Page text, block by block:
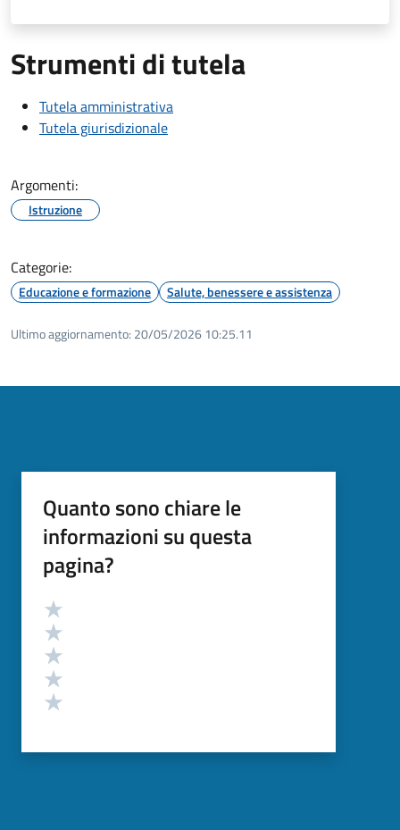
Strumenti di tutela
Tutela amministrativa
Tutela giurisdizionale
Argomenti:
Istruzione
Categorie:
Educazione e formazione Salute, benessere e assistenza
Ultimo aggiornamento: 20/05/2026 10:25.11
Quanto sono chiare le
informazioni su questa
pagina?
Valutazione